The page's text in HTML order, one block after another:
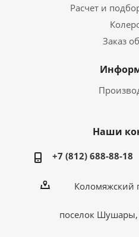
Расчет и
Заказ
Наши
+7 (812) 688-88-18
Коломяжский
поселок Шушары,